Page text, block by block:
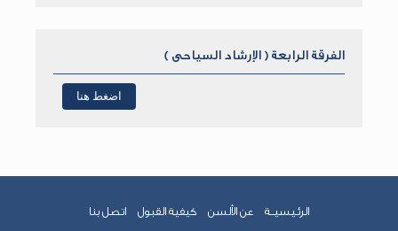
الفرقة الرابعة ( الإرشاد السياحى )
اضغط هنا
الرئـيسيــة عن الألسن كيفية القبول اتصل بنا